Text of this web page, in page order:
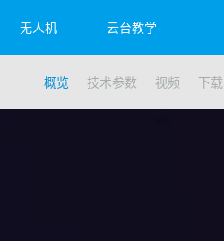
无人机 云台教学
Vimble 3 SE
飞宇蝎子-Mini 2
Feiyu Pocket
概览 技术参数 视频 下载